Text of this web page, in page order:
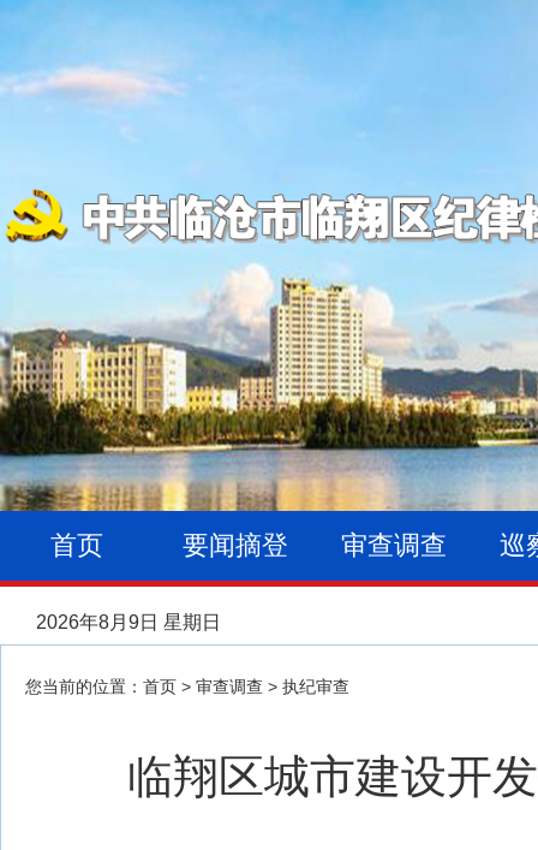
首页 要闻摘登 审查调查 巡
2026年8月9日 星期日
您当前的位置： 首页 > 审查调查 > 执纪审查
临翔区城市建设开